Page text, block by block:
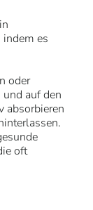
indem es
oder
auf den
absorbieren
oft